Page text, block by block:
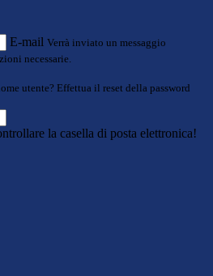
E-mail Verrà inviato un messaggio
necessarie.
utente? Effettua il reset della password
la casella di posta elettronica!